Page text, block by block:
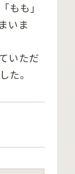
もも」
いま
いただ
た。